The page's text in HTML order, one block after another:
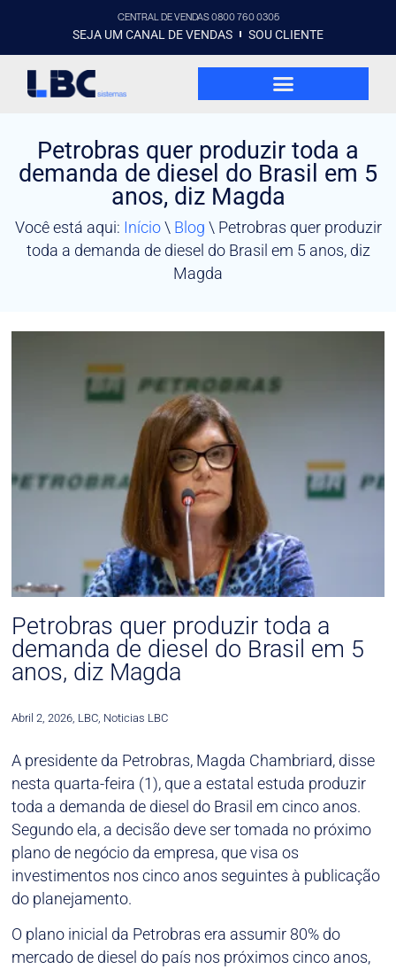
CENTRAL DE VENDAS 0800 760 0305
SEJA UM CANAL DE VENDAS SOU CLIENTE
Petrobras quer produzir toda a
demanda de diesel do Brasil em 5
anos, diz Magda
Você está aqui: Início\ Blog \ Petrobras quer produzir
toda a demanda de diesel do Brasil em 5 anos, diz
Magda
Petrobras quer produzir toda a
demanda de diesel do Brasil em 5
anos, diz Magda
Abril 2, 2026, LBC, Noticias LBC
A presidente da Petrobras, Magda Chambriard, disse
nesta quarta-feira (1), que a estatal estuda produzir
toda a demanda de diesel do Brasil em cinco anos.
Segundo ela, a decisão deve ser tomada no próximo
plano de negócio da empresa, que visa os
investimentos nos cinco anos seguintes à publicação
do planejamento.
O plano inicial da Petrobras era assumir 80% do
mercado de diesel do país nos próximos cinco anos,